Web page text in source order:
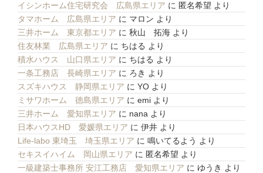
イシンホーム住宅研究会 広島県エリア に 匿名希望 より
タマホーム 広島県エリア に マロン より
三井ホーム 東京都エリア に 秋山 拓海 より
住友林業 広島県エリア に ちはる より
積水ハウス 山口県エリア に ちはる より
一条工務店 長崎県エリア に ろき より
スズキハウス 静岡県エリア に YO より
ミサワホーム 徳島県エリア に emi より
三井ホーム 愛知県エリア に nana より
日本ハウスHD 愛媛県エリア に 伊井 より
Life-labo 東埼玉 埼玉県エリア に 鳴いてるよう より
セキスイハイム 岡山県エリア に 匿名希望 より
一級建築士事務所 安江工務店 愛知県エリア に ゆうき より